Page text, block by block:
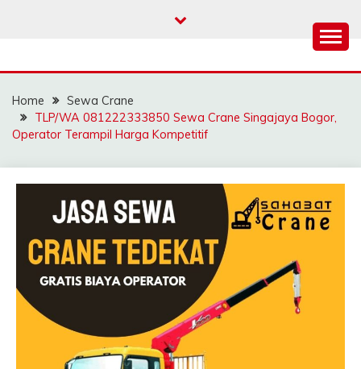
SAHABAT CRANE |
JASA SEWA CRANE |
FORKLIFT | SKYLIFT
Home
Sewa Crane
TLP/WA 081222333850 Sewa Crane Singajaya Bogor,
Operator Terampil Harga Kompetitif